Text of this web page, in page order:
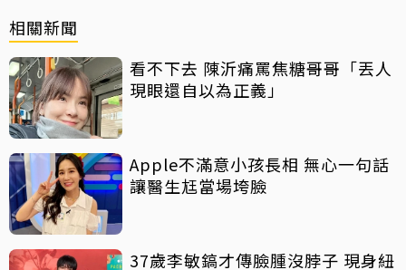
相關新聞
看不下去 陳沂痛罵焦糖哥哥「丟人
現眼還自以為正義」
Apple不滿意小孩長相 無心一句話
讓醫生尪當場垮臉
37歲李敏鎬才傳臉腫沒脖子 現身紐